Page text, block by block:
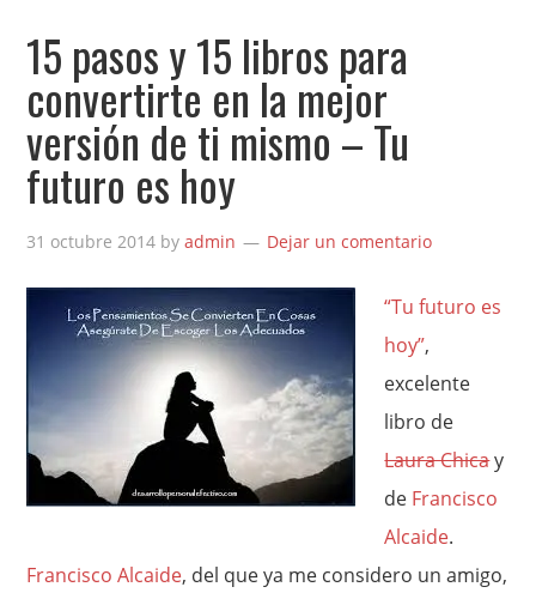
15 pasos y 15 libros para
convertirte en la mejor
versión de ti mismo – Tu
futuro es hoy
31 octubre 2014 byadmin Dejar un comentario
“Tu futuro es
hoy”,
excelente
libro de
Laura Chicay
de Francisco
Alcaide.
Francisco Alcaide, del que ya me considero un amigo,